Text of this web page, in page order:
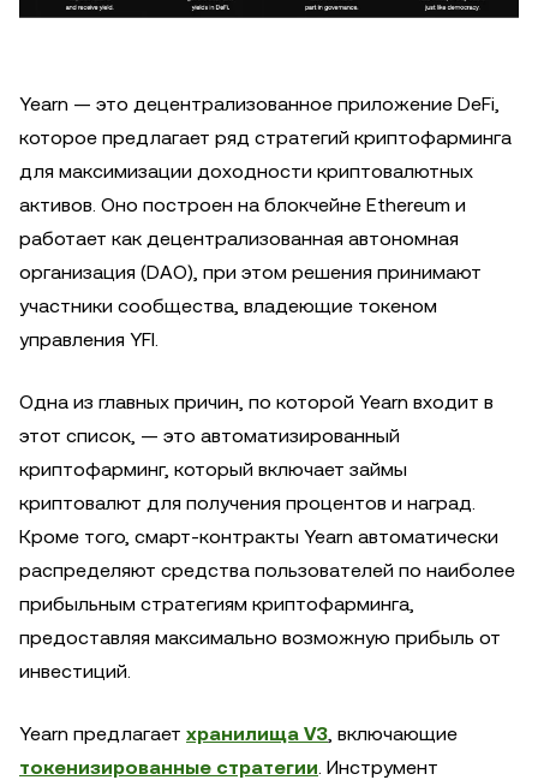
Yearn — это децентрализованное приложение DeFi,
которое предлагает ряд стратегий криптофарминга
для максимизации доходности криптовалютных
активов. Оно построен на блокчейне Ethereum и
работает как децентрализованная автономная
организация (DAO), при этом решения принимают
участники сообщества, владеющие токеном
управления YFI.
Одна из главных причин, по которой Yearn входит в
этот список, — это автоматизированный
криптофарминг, который включает займы
криптовалют для получения процентов и наград.
Кроме того, смарт-контракты Yearn автоматически
распределяют средства пользователей по наиболее
прибыльным стратегиям криптофарминга,
предоставляя максимально возможную прибыль от
инвестиций.
Yearn предлагает хранилища V3 , включающие
токенизированные стратегии . Инструмент